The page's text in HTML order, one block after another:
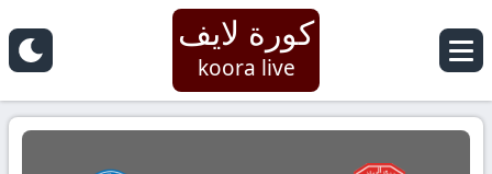
كورة لايف
koora live